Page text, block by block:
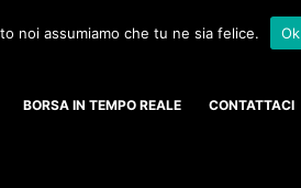
BORSA IN TEMPO REALE CONTATTACI
noi assumiamo che tu ne sia felice. Ok